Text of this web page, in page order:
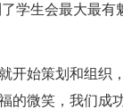
学生会最大最有
开始策划和组织
的微笑，我们成